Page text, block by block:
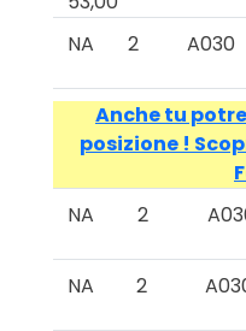
NA
2 A030
Anche tu
posizione !
NA
2
NA 2